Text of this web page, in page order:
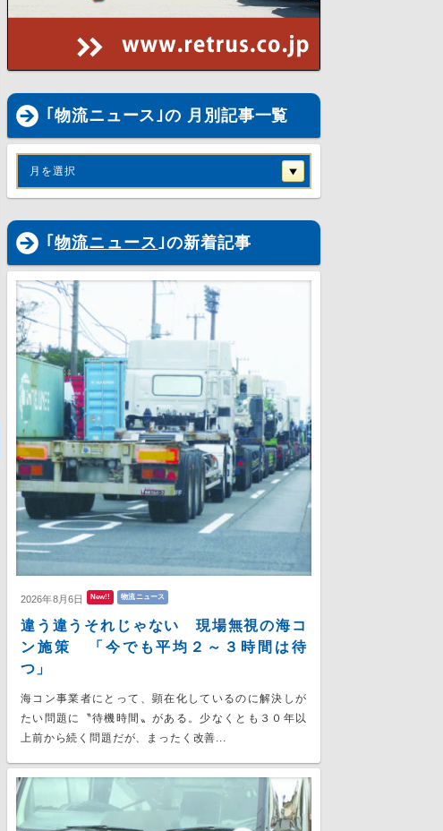
｢物流ニュース｣の 月別記事一覧
月を選択
｢ 物流ニュース ｣の新着記事
2026年8月6日 New!! 物流ニュース
違う違うそれじゃない 現場無視の海コ
ン施策 「今でも平均２～３時間は待
つ」
海コン事業者にとって、顕在化しているのに解決しが
たい問題に〝待機時間〟がある。少なくとも３０年以
上前から続く問題だが、まったく改善...